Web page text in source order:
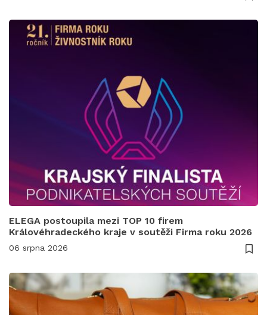
ELEGA postoupila mezi TOP 10 firem
Královéhradeckého kraje v soutěži Firma roku 2026
06 srpna 2026